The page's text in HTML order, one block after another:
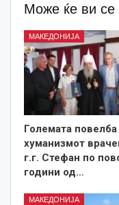
Може ќе ви се
МАКЕДОНИЈА
Големата повелба
хуманизмот
г.г. Стефан по
години од…
МАКЕДОНИЈА